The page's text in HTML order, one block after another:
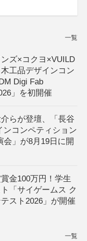
一覧
ンズ×コクヨ×VUILD
工品デザインコン
Digi Fab
」を初開催
らが登壇、「長谷
ンコンペティション
会」が8月19日に開
金100万円！学生
「サイゲームス ク
スト2026」が開催
一覧